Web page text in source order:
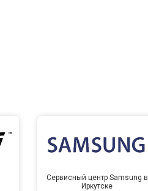
Сервисный центр Samsung в
Иркутске